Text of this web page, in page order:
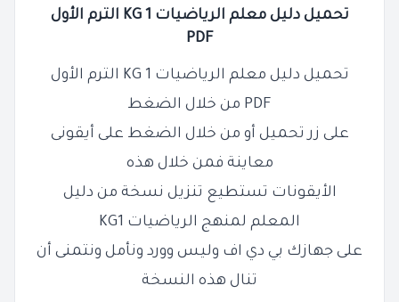
تحميل دليل معلم الرياضيات KG 1 الترم الأول
PDF
تحميل دليل معلم الرياضيات KG 1 الترم الأول
PDF من خلال الضغط
على زر تحميل أو من خلال الضغط على أيقونى
معاينة فمن خلال هذه
الأيقونات تستطيع تنزيل نسخة من دليل
المعلم لمنهج الرياضيات KG1
على جهازك بي دي اف وليس وورد ونأمل ونتمنى أن
تنال هذه النسخة